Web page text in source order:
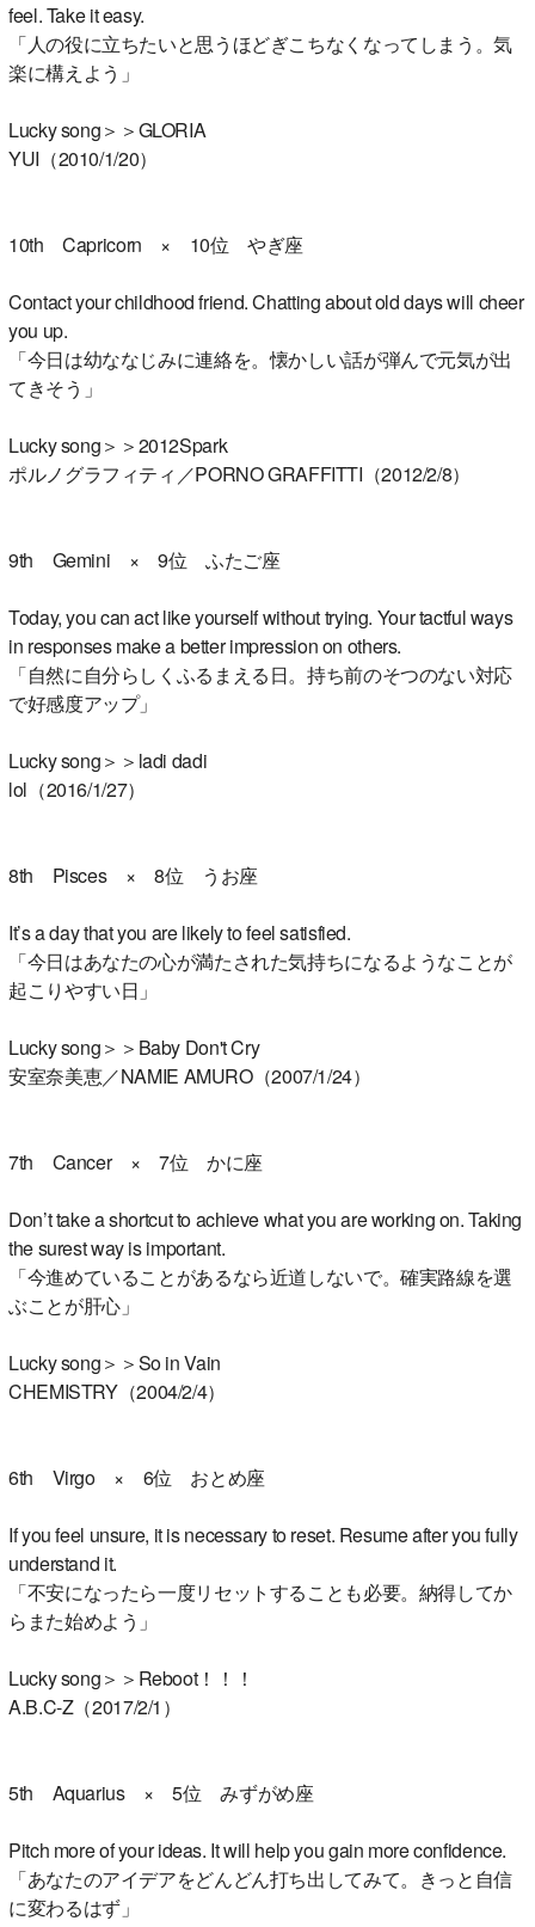
feel. Take it easy.
「人の役に立ちたいと思うほどぎこちなくなってしまう。気
楽に構えよう」
Lucky song＞＞GLORIA
YUI（2010/1/20）
10th Capricorn × 10位 やぎ座
Contact your childhood friend. Chatting about old days will cheer
you up.
「今日は幼ななじみに連絡を。懐かしい話が弾んで元気が出
てきそう」
Lucky song＞＞2012Spark
ポルノグラフィティ／PORNO GRAFFITTI（2012/2/8）
9th Gemini × 9位 ふたご座
Today, you can act like yourself without trying. Your tactful ways
in responses make a better impression on others.
「自然に自分らしくふるまえる日。持ち前のそつのない対応
で好感度アップ」
Lucky song＞＞ladi dadi
lol（2016/1/27）
8th Pisces × 8位 うお座
It’s a day that you are likely to feel satisfied.
「今日はあなたの心が満たされた気持ちになるようなことが
起こりやすい日」
Lucky song＞＞Baby Don't Cry
安室奈美恵／NAMIE AMURO（2007/1/24）
7th Cancer × 7位 かに座
Don’t take a shortcut to achieve what you are working on. Taking
the surest way is important.
「今進めていることがあるなら近道しないで。確実路線を選
ぶことが肝心」
Lucky song＞＞So in Vain
CHEMISTRY（2004/2/4）
6th Virgo × 6位 おとめ座
If you feel unsure, it is necessary to reset. Resume after you fully
understand it.
「不安になったら一度リセットすることも必要。納得してか
らまた始めよう」
Lucky song＞＞Reboot！！！
A.B.C-Z（2017/2/1）
5th Aquarius × 5位 みずがめ座
Pitch more of your ideas. It will help you gain more confidence.
「あなたのアイデアをどんどん打ち出してみて。きっと自信
に変わるはず」